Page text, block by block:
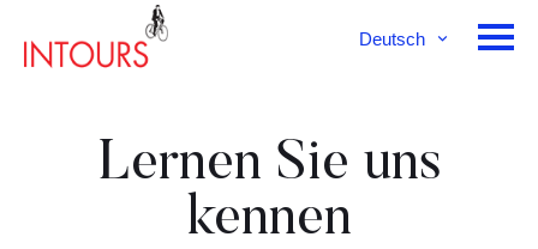
Deutsch
Lernen Sie uns
kennen